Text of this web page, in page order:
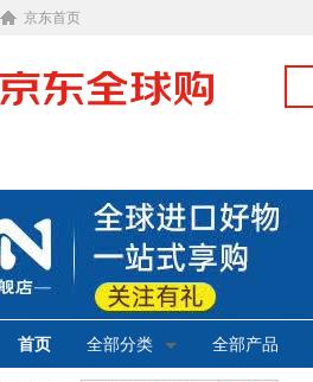
京东首页
首页 全部分类 全部产品